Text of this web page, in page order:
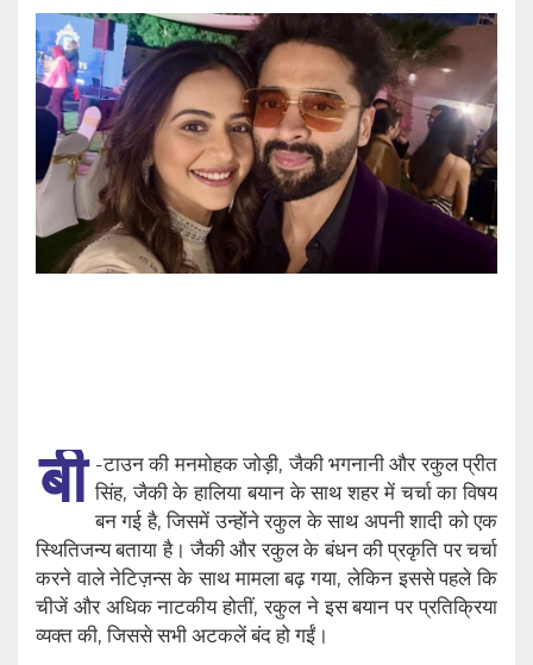
बी -टाउन की मनमोहक जोड़ी, जैकी भगनानी और रकुल प्रीत
सिंह, जैकी के हालिया बयान के साथ शहर में चर्चा का विषय
बन गई है, जिसमें उन्होंने रकुल के साथ अपनी शादी को एक
स्थितिजन्य बताया है। जैकी और रकुल के बंधन की प्रकृति पर चर्चा
करने वाले नेटिज़न्स के साथ मामला बढ़ गया, लेकिन इससे पहले कि
चीजें और अधिक नाटकीय होतीं, रकुल ने इस बयान पर प्रतिक्रिया
व्यक्त की, जिससे सभी अटकलें बंद हो गईं।